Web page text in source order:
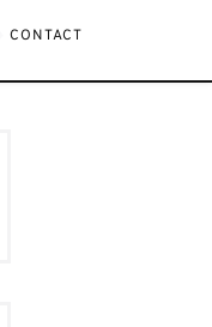
CONTACT